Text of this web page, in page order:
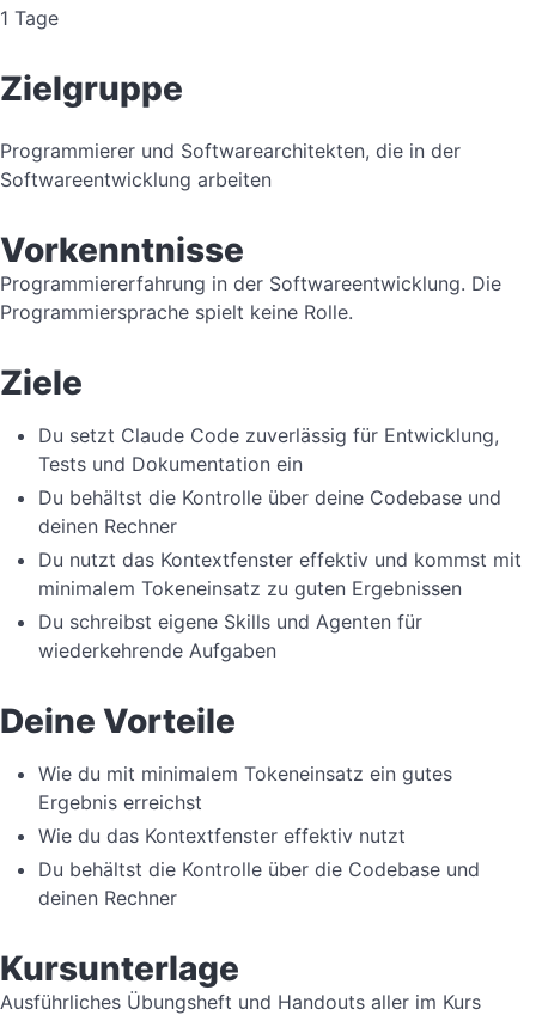
1 Tage
Zielgruppe
Programmierer und Softwarearchitekten, die in der
Softwareentwicklung arbeiten
Vorkenntnisse
Programmiererfahrung in der Softwareentwicklung. Die
Programmiersprache spielt keine Rolle.
Ziele
Du setzt Claude Code zuverlässig für Entwicklung,
Tests und Dokumentation ein
Du behältst die Kontrolle über deine Codebase und
deinen Rechner
Du nutzt das Kontextfenster effektiv und kommst mit
minimalem Tokeneinsatz zu guten Ergebnissen
Du schreibst eigene Skills und Agenten für
wiederkehrende Aufgaben
Deine Vorteile
Wie du mit minimalem Tokeneinsatz ein gutes
Ergebnis erreichst
Wie du das Kontextfenster effektiv nutzt
Du behältst die Kontrolle über die Codebase und
deinen Rechner
Kursunterlage
Ausführliches Übungsheft und Handouts aller im Kurs